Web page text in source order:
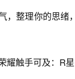
，整理你的思绪
耀触手可及：R